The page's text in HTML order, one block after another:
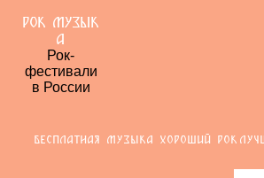
РОК МУЗЫК
А
Рок-
фестивали
в России
БЕСПЛАТНАЯ МУЗЫКА ХОРОШИЙ РОК